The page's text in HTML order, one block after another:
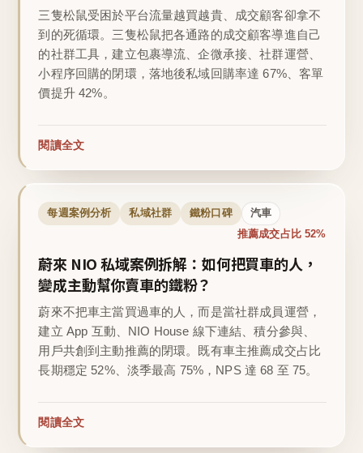
三隻松鼠受困於平台流量越買越貴、成交顧客卻拿不
到的死循環。三隻松鼠把各通路的成交顧客導進自己
的社群工具，建立包裹導流、企微承接、社群運營、
小程序回購的閉環，落地後私域回購率達 67%、客單
價提升 42%。
閱讀全文
每週案例分析 私域社群 鐵粉口碑 汽車
推薦成交占比 52%
蔚來 NIO 私域案例拆解：如何把買車的人，
變成主動幫你賣車的鐵粉？
蔚來不把車主當買過車的人，而是當社群成員運營，
建立 App 互動、NIO House 線下連結、積分參與、
用戶共創到主動推薦的閉環。既有車主推薦成交占比
長期穩定 52%、淡季最高 75%，NPS 達 68 至 75。
閱讀全文